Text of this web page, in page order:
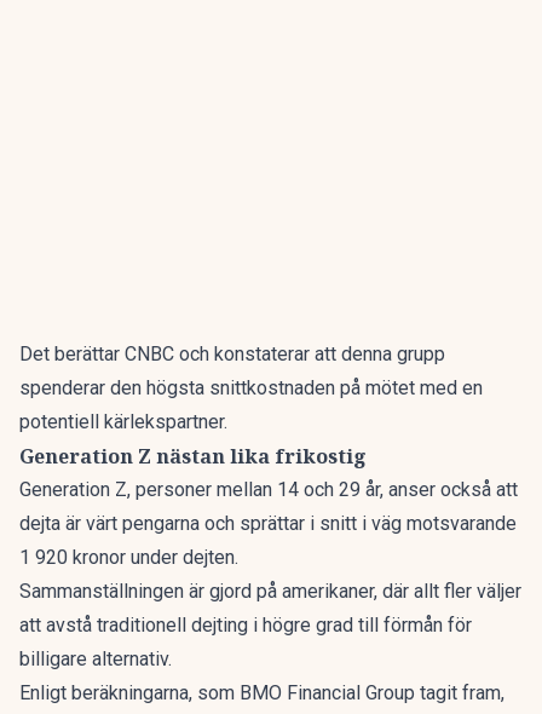
Det berättar CNBC och konstaterar att denna grupp
spenderar den högsta snittkostnaden på mötet med en
potentiell kärlekspartner.
Generation Z nästan lika frikostig
Generation Z, personer mellan 14 och 29 år, anser också att
dejta är värt pengarna och sprättar i snitt i väg motsvarande
1 920 kronor under dejten.
Sammanställningen är gjord på amerikaner, där allt fler väljer
att avstå traditionell dejting i högre grad till förmån för
billigare alternativ.
Enligt beräkningarna, som BMO Financial Group tagit fram,